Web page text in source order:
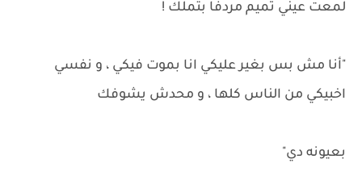
لمعت عيني تميم مردفا بتملك !
"أنا مش بس بغير عليكي انا بموت فيكي ، و نفسي
اخبيكي من الناس كلها ، و محدش يشوفك
بعيونه دي"